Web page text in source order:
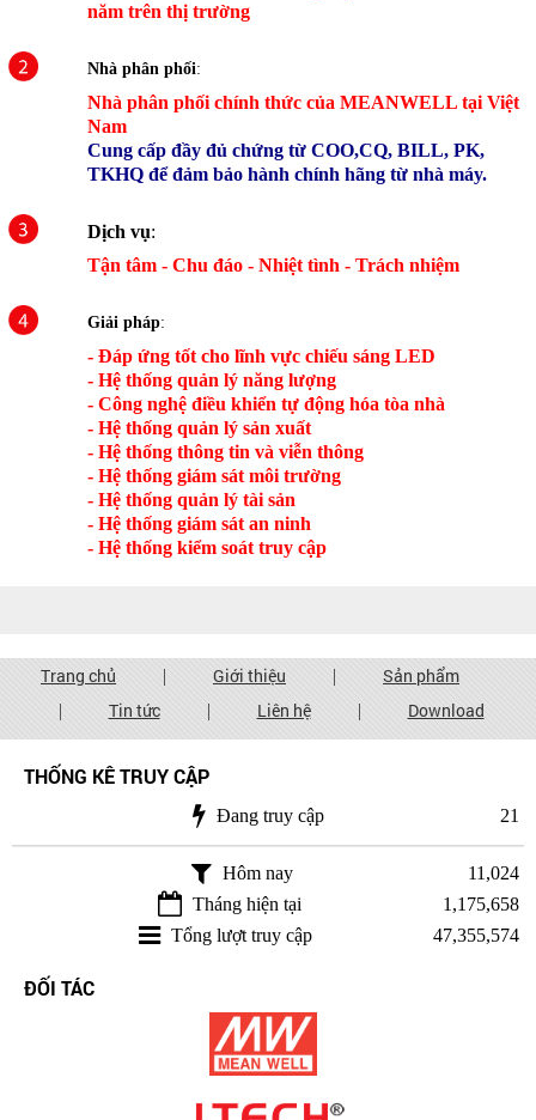
năm trên thị trường
Nhà phân phối:
Nhà phân phối chính thức của MEANWELL tại Việt
Nam
Cung cấp đầy đủ chứng từ COO,CQ, BILL, PK,
TKHQ để đảm bảo hành chính hãng từ nhà máy.
Dịch vụ:
Tận tâm - Chu đáo - Nhiệt tình - Trách nhiệm
Giải pháp:
- Đáp ứng tốt cho lĩnh vực chiếu sáng LED
- Hệ thống quản lý năng lượng
- Công nghệ điều khiển tự động hóa tòa nhà
- Hệ thống quản lý sản xuất
- Hệ thống thông tin và viễn thông
- Hệ thống giám sát môi trường
- Hệ thống quản lý tài sản
- Hệ thống giám sát an ninh
- Hệ thống kiểm soát truy cập
Trang chủ | Giới thiệu | Sản phẩm
| Tin tức | Liên hệ | Download
THỐNG KÊ TRUY CẬP
Đang truy cập 21
Hôm nay
11,024
Tháng hiện tại
1,175,658
Tổng lượt truy cập
47,355,574
ĐỐI TÁC